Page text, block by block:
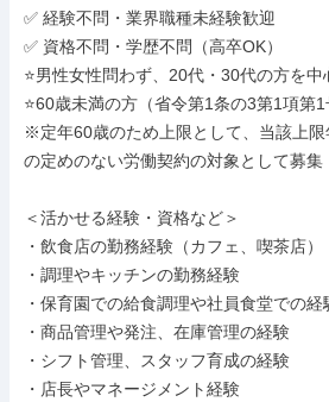
✅ 経験不問・業界職種未経験歓迎
✅ 資格不問・学歴不問（高卒OK）
⭐️男性女性問わず、20代・30代の方を中
⭐60歳未満の方（省令第1条の3第1項第1
※定年60歳のため上限として、当該上
の定めのない労働契約の対象として募集
＜活かせる経験・資格など＞
・飲食店の勤務経験（カフェ、喫茶店）
・調理やキッチンの勤務経験
・保育園での給食調理や社員食堂での経
・商品管理や発注、在庫管理の経験
・シフト管理、スタッフ育成の経験
・店長やマネージメント経験